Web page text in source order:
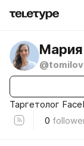
Таргетолог
0